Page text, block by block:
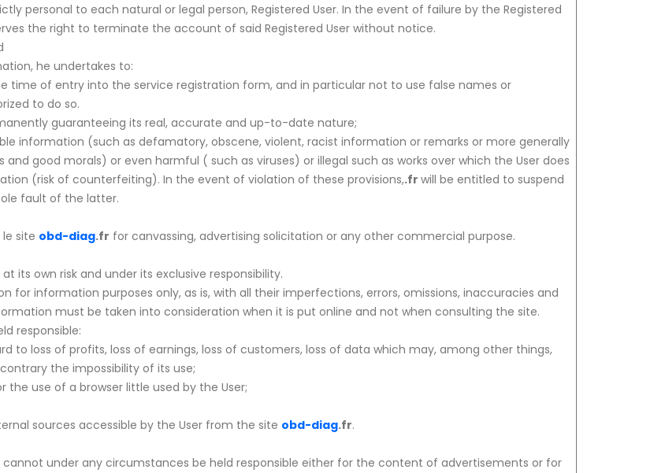
personal to each natural or legal person, Registered User. In the event of failure by the Registered
the right to terminate the account of said Registered User without notice.
he undertakes to:
of entry into the service registration form, and in particular not to use false names or
to do so.
guaranteeing its real, accurate and up-to-date nature;
information (such as defamatory, obscene, violent, racist information or remarks or more generally
good morals) or even harmful ( such as viruses) or illegal such as works over which the User does
(risk of counterfeiting). In the event of violation of these provisions,.fr will be entitled to suspend
fault of the latter.
site obd-diag.fr for canvassing, advertising solicitation or any other commercial purpose.
at its own risk and under its exclusive responsibility.
for information purposes only, as is, with all their imperfections, errors, omissions, inaccuracies and
must be taken into consideration when it is put online and not when consulting the site.
responsible:
to loss of profits, loss of earnings, loss of customers, loss of data which may, among other things,
the impossibility of its use;
use of a browser little used by the User;
sources accessible by the User from the site obd-diag.fr.
cannot under any circumstances be held responsible either for the content of advertisements or for